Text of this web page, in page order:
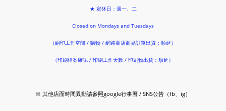
★ 定休日：週一、二
Closed on Mondays and Tuesdays
（絹印工作空間 / 購物 / 網路商店商品訂單出貨：順延）
（印刷檔案確認 / 印刷工作天數 / 印刷物出貨：順延）
※ 其他店面時間異動請參照google行事曆 / SNS公告（fb、ig）